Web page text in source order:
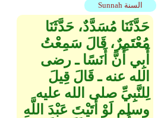
Sunnah السنة
حَدَّثَنَا مُسَدَّدٌ، حَدَّثَنَا
مُعْتَمِرٌ، قَالَ سَمِعْتُ
أَبِي أَنَّ أَنَسًا ـ رضى
الله عنه ـ قَالَ قِيلَ
لِلنَّبِيِّ صلى الله عليه
وسلم لَوْ أَتَيْتَ عَبْدَ اللَّهِ